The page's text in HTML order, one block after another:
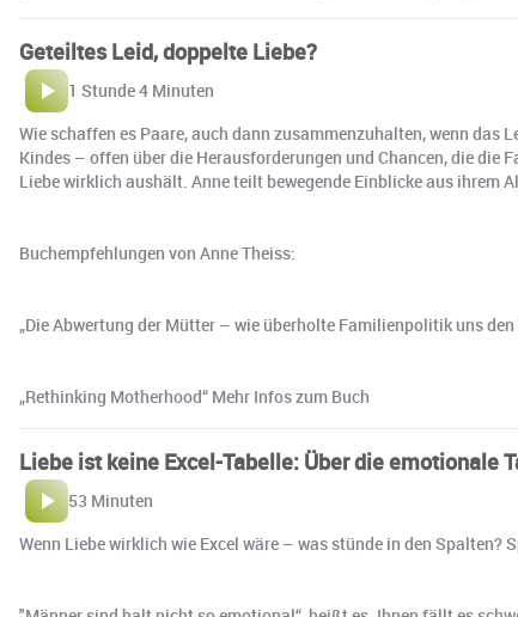
Geteiltes Leid, doppelte Liebe?
1 Stunde 4 Minuten
Wie schaffen es Paare, auch dann zusammenzuhalten, wenn
Kindes – offen über die Herausforderungen und Chancen, die
Liebe wirklich aushält. Anne teilt bewegende Einblicke aus
Buchempfehlungen von Anne Theiss:
„Die Abwertung der Mütter – wie überholte Familienpolitik uns
„Rethinking Motherhood“ Mehr Infos zum Buch
Liebe ist keine Excel-Tabelle: Über die emotionale
53 Minuten
Wenn Liebe wirklich wie Excel wäre – was stünde in den